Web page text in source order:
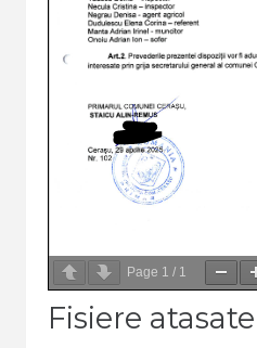
Page 1 / 1
Fisiere atasate